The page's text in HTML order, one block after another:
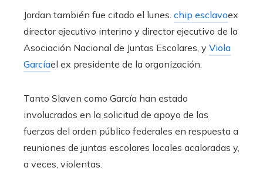
Jordan también fue citado el lunes. chip esclavoex
director ejecutivo interino y director ejecutivo de la
Asociación Nacional de Juntas Escolares, y Viola
Garcíael ex presidente de la organización.
Tanto Slaven como García han estado
involucrados en la solicitud de apoyo de las
fuerzas del orden público federales en respuesta a
reuniones de juntas escolares locales acaloradas y,
a veces, violentas.